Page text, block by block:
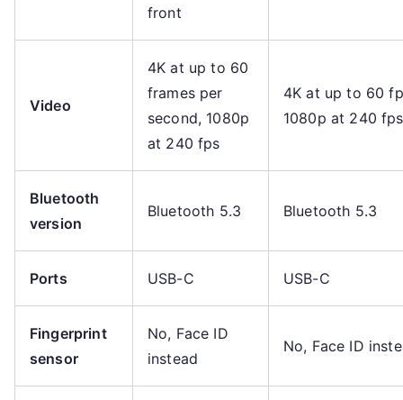
front
Video
4K at up to 60
frames per
second, 1080p
at 240 fps
4K at up to 60
1080p at 240 fps
Bluetooth
version
Bluetooth 5.3 Bluetooth 5.3
Ports USB-C USB-C
Fingerprint
sensor
No, Face ID
instead
No, Face ID